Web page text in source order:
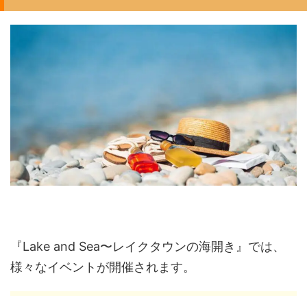
『Lake and Sea〜レイクタウンの海開き』では、
様々なイベントが開催されます。